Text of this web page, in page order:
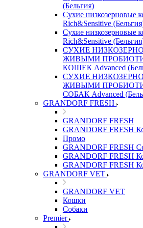
(Бельгия)
Сухие низкозерновые
Rich&Sensitive
Сухие низкозерновые
Rich&Sensitive
СУХИЕ
ЖИВЫМИ
КОШЕК Advanced
СУХИЕ
ЖИВЫМИ
СОБАК Advanced
GRANDORF FRESH
GRANDORF FRESH
GRANDORF FRESH
Промо
GRANDORF FRESH
GRANDORF FRESH
GRANDORF FRESH
GRANDORF VET
GRANDORF VET
Кошки
Собаки
Premier